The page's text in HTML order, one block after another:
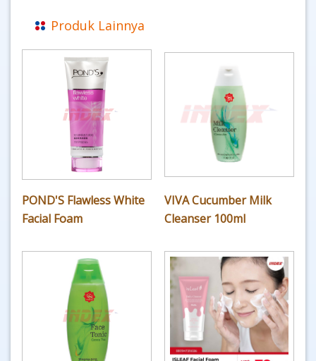
Produk Lainnya
POND'S Flawless White
Facial Foam
VIVA Cucumber Milk
Cleanser 100ml